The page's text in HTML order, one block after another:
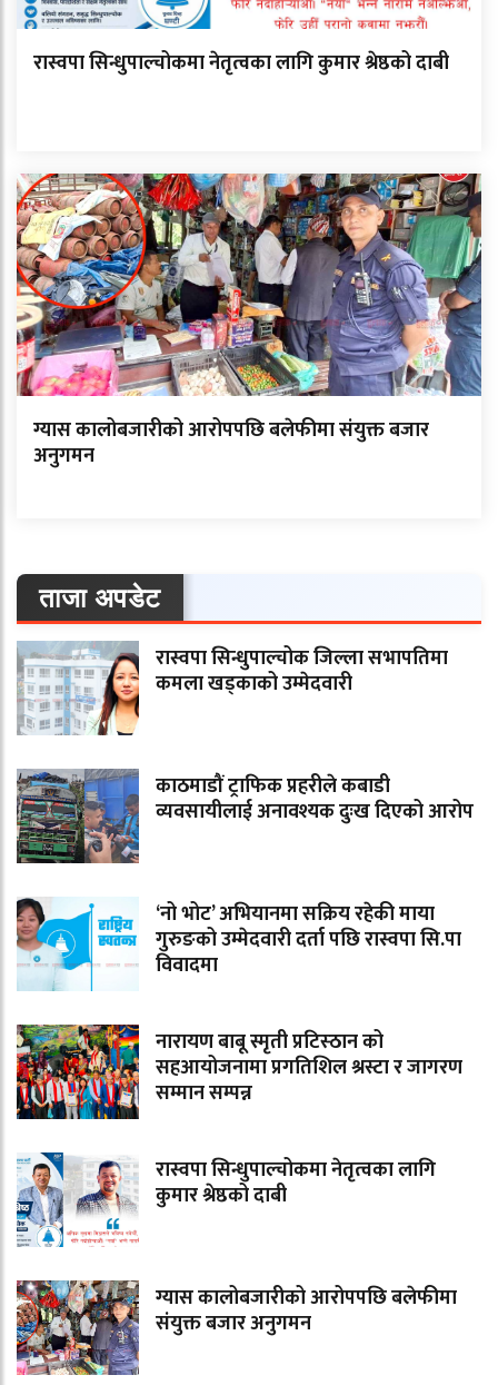
रास्वपा सिन्धुपाल्चोकमा नेतृत्वका लागि कुमार श्रेष्ठको दाबी
ग्यास कालोबजारीको आरोपपछि बलेफीमा संयुक्त बजार
अनुगमन
ताजा अपडेट
रास्वपा सिन्धुपाल्चोक जिल्ला सभापतिमा
कमला खड्काको उम्मेदवारी
काठमाडौं ट्राफिक प्रहरीले कबाडी
व्यवसायीलाई अनावश्यक दुःख दिएको आरोप
‘नो भोट’ अभियानमा सक्रिय रहेकी माया
गुरुङको उम्मेदवारी दर्ता पछि रास्वपा सि.पा
विवादमा
नारायण बाबू स्मृती प्रटिस्ठान को
सहआयोजनामा प्रगतिशिल श्रस्टा र जागरण
सम्मान सम्पन्न
रास्वपा सिन्धुपाल्चोकमा नेतृत्वका लागि
कुमार श्रेष्ठको दाबी
ग्यास कालोबजारीको आरोपपछि बलेफीमा
संयुक्त बजार अनुगमन